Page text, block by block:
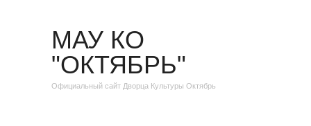
МАУ КО
"ОКТЯБРЬ"
Официальный сайт Дворца Культуры Октябрь